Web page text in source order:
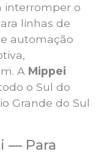
interromper o
linhas de
automação
A Mippei
o Sul do
Grande do Sul
— Para